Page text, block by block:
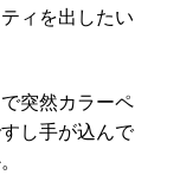
ィを出したい
突然カラーペ
し手が込んで